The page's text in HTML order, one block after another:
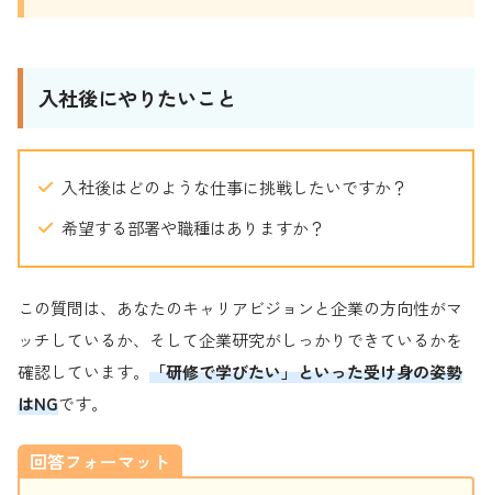
入社後にやりたいこと
入社後はどのような仕事に挑戦したいですか？
希望する部署や職種はありますか？
この質問は、あなたのキャリアビジョンと企業の方向性がマ
ッチしているか、そして企業研究がしっかりできているかを
確認しています。 「研修で学びたい」といった受け身の姿勢
はNGです。
回答フォーマット